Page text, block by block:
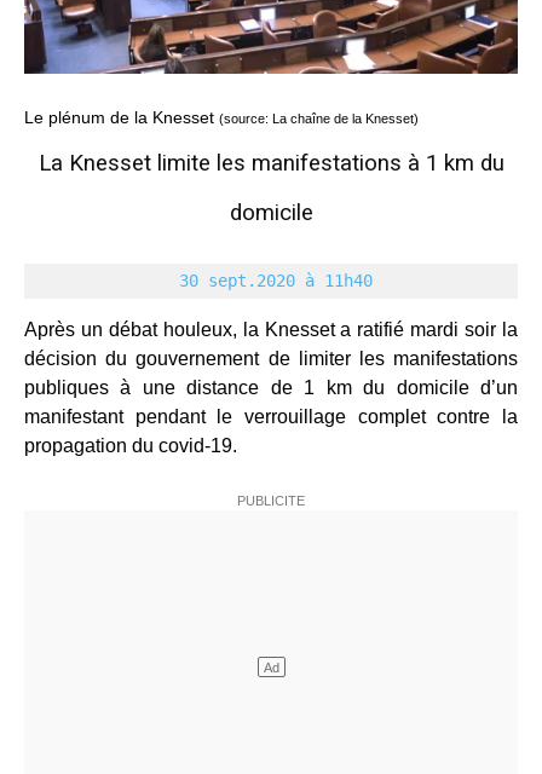
Le plénum de la Knesset (source: La chaîne de la Knesset)
La Knesset limite les manifestations à 1 km du
domicile
30 sept.2020 à 11h40
Après un débat houleux, la Knesset a ratifié mardi soir la
décision du gouvernement de limiter les manifestations
publiques à une distance de 1 km du domicile d’un
manifestant pendant le verrouillage complet contre la
propagation du covid-19.